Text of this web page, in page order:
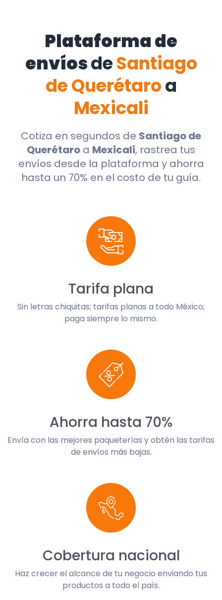
Plataforma de
envíosdeSantiago
de Querétaroa
Mexicali
Cotiza en segundos de Santiago de
Querétaro a Mexicali, rastrea tus
envíos desde la plataforma y ahorra
hasta un 70% en el costo de tu guía.
Tarifa plana
Sin letras chiquitas; tarifas planas a todo México;
paga siempre lo mismo.
Ahorra hasta 70%
Envía con las mejores paqueterías y obtén las tarifas
de envíos más bajas.
Cobertura nacional
Haz crecer el alcance de tu negocio enviando tus
productos a todo el país.